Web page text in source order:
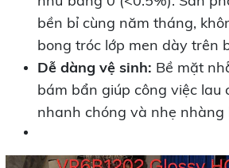
bền bỉ cùng năm tháng,
bong tróc lớp men dày trên
Dễ dàng vệ sinh: Bề mặt
bám bẩn giúp công việc lau
nhanh chóng và nhẹ nhàng